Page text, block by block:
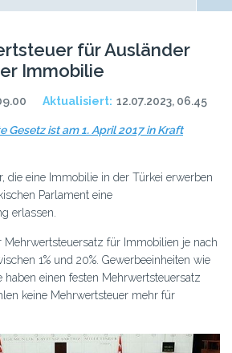
für Ausländer
Immobilie
Aktualisiert: 12.07.2023, 06.45
Gesetz ist am 1. April 2017 in Kraft
die eine Immobilie in der Türkei erwerben
Parlament eine
erlassen.
Mehrwertsteuersatz für Immobilien je nach
1% und 20%. Gewerbeeinheiten wie
haben einen festen Mehrwertsteuersatz
keine Mehrwertsteuer mehr für